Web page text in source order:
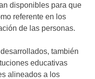
disponibles para que
referente en los
de las personas.
también
educativas
alineados a los